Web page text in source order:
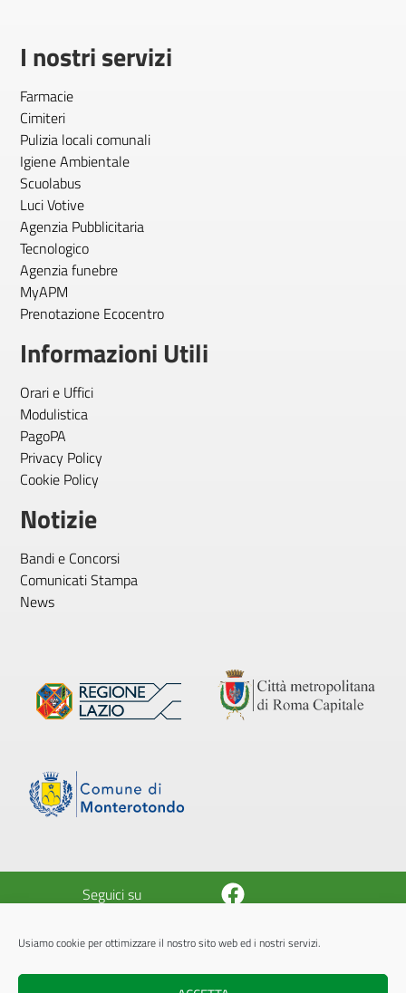
Usiamo cookie per ottimizzare il nostro sito web ed i nostri servizi.
I nostri servizi
Farmacie
Cimiteri
Pulizia locali comunali
Igiene Ambientale
Scuolabus
Luci Votive
Agenzia Pubblicitaria
Tecnologico
Agenzia funebre
MyAPM
Prenotazione Ecocentro
Informazioni Utili
Orari e Uffici
Modulistica
PagoPA
Privacy Policy
Cookie Policy
Notizie
Bandi e Concorsi
Comunicati Stampa
News
Seguici su Facebook
© 2026 Azienda Pluriservizi Monterotondo